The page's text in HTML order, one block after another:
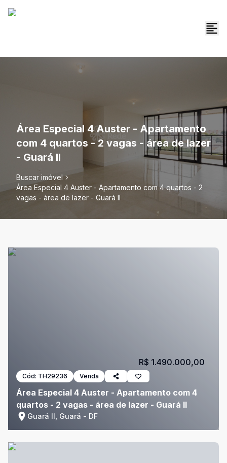
Área Especial 4 Auster - Apartamento
com 4 quartos - 2 vagas - área de lazer
- Guará II
Buscar imóvel
Área Especial 4 Auster - Apartamento com 4 quartos - 2
vagas - área de lazer - Guará II
Cód: TH29236 Venda
Área Especial 4 Auster - Apartamento com 4
quartos - 2 vagas - área de lazer - Guará II
Guará II, Guará - DF
R$ 1.490.000,00